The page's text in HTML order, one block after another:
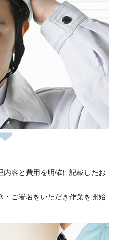
内容と費用を明確に記載したお
・ご署名をいただき作業を開始